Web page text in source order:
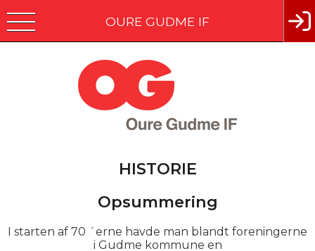
OURE GUDME IF
HISTORIE
Opsummering
I starten af 70 ´erne havde man blandt foreningerne
i Gudme kommune en